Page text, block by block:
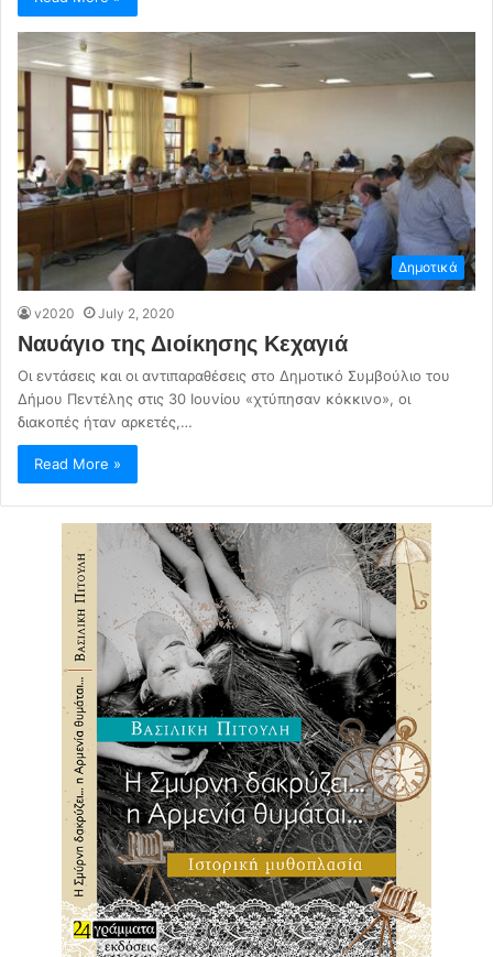
Δημοτικά
v2020 July 2, 2020
Ναυάγιο της Διοίκησης Κεχαγιά
Οι εντάσεις και οι αντιπαραθέσεις στο Δημοτικό Συμβούλιο του
Δήμου Πεντέλης στις 30 Ιουνίου «χτύπησαν κόκκινο», οι
διακοπές ήταν αρκετές,…
Read More »